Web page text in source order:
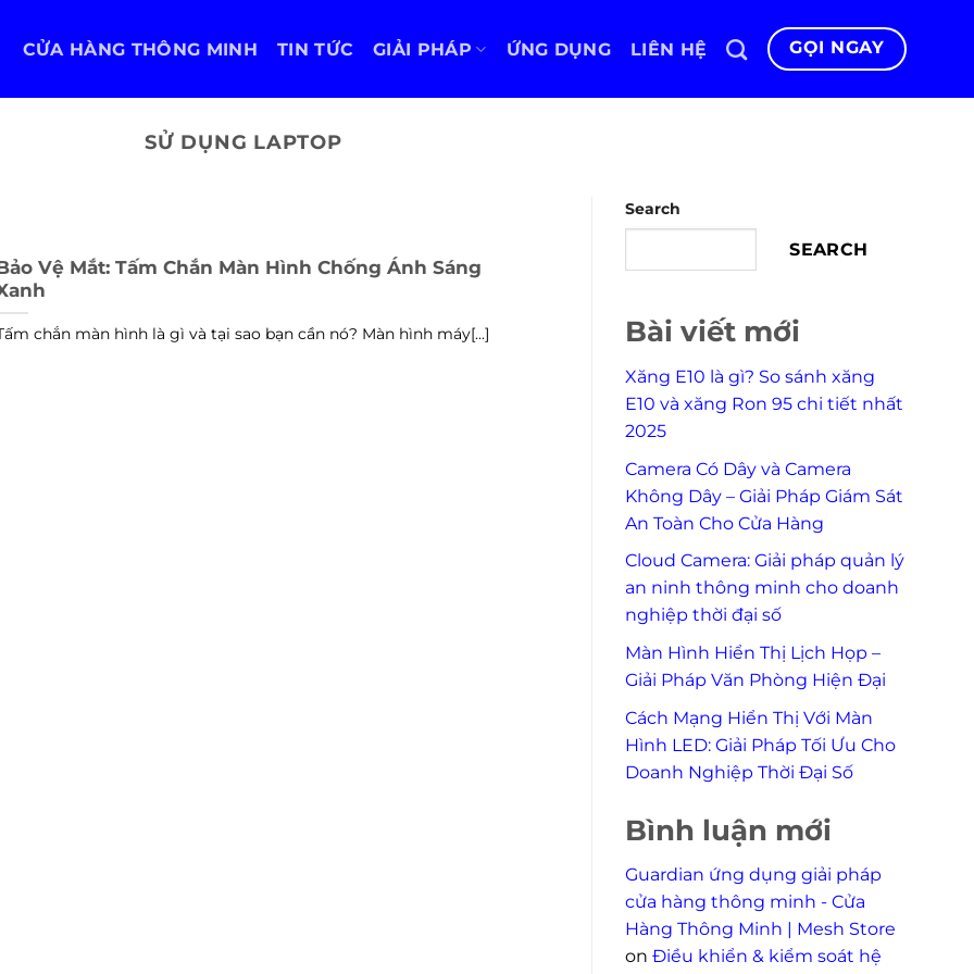
CỬA HÀNG THÔNG MINH TIN TỨC GIẢI PHÁP ỨNG DỤNG LIÊN HỆ GỌI NGAY
SỬ DỤNG LAPTOP
Vệ Mắt: Tấm Chắn Màn Hình Chống Ánh Sáng
chắn màn hình là gì và tại sao bạn cần nó? Màn hình máy[...]
Search
SEARCH
Bài viết mới
Xăng E10 là gì? So sánh xăng
E10 và xăng Ron 95 chi tiết nhất
2025
Camera Có Dây và Camera
Không Dây – Giải Pháp Giám Sát
An Toàn Cho Cửa Hàng
Cloud Camera: Giải pháp quản lý
an ninh thông minh cho doanh
nghiệp thời đại số
Màn Hình Hiển Thị Lịch Họp –
Giải Pháp Văn Phòng Hiện Đại
Cách Mạng Hiển Thị Với Màn
Hình LED: Giải Pháp Tối Ưu Cho
Doanh Nghiệp Thời Đại Số
Bình luận mới
Guardian ứng dụng giải pháp
cửa hàng thông minh - Cửa
Hàng Thông Minh | Mesh Store
on Điều khiển & kiểm soát hệ